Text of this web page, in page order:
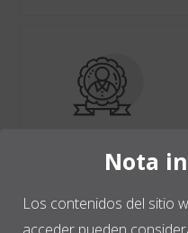
diariamente al alcance
de la excelencia del
Nota
Los contenidos del sitio
acceder pueden